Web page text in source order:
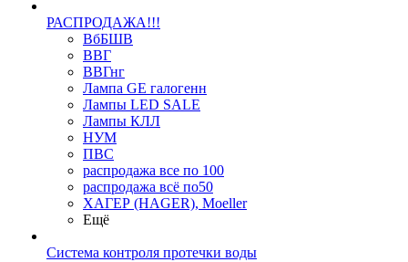
РАСПРОДАЖА!!!
ВбБШВ
ВВГ
ВВГнг
Лампа GE галогенн
Лампы LED SALE
Лампы КЛЛ
НУМ
ПВС
распродажа все по 100
распродажа всё по50
ХАГЕР (HAGER), Moeller
Ещё
Система контроля протечки воды